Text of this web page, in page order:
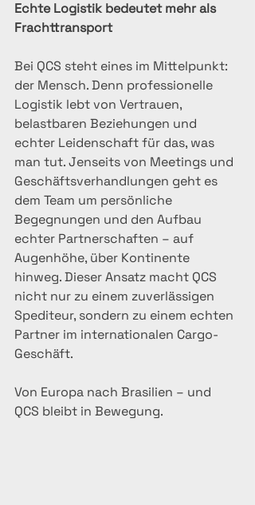
Echte Logistik bedeutet mehr als
Frachttransport
Bei QCS steht eines im Mittelpunkt:
der Mensch. Denn professionelle
Logistik lebt von Vertrauen,
belastbaren Beziehungen und
echter Leidenschaft für das, was
man tut. Jenseits von Meetings und
Geschäftsverhandlungen geht es
dem Team um persönliche
Begegnungen und den Aufbau
echter Partnerschaften – auf
Augenhöhe, über Kontinente
hinweg. Dieser Ansatz macht QCS
nicht nur zu einem zuverlässigen
Spediteur, sondern zu einem echten
Partner im internationalen Cargo-
Geschäft.
Von Europa nach Brasilien – und
QCS bleibt in Bewegung.